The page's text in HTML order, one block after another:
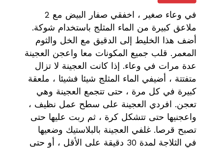
في وعاء صغير ، اخفقي صفار البيض مع 2
ملاعق كبيرة من الماء المثلج باستخدام شوكة.
أضف هذا الخليط إلى الدقيق مع الخل والثوم
المعمر. قلب جميع المكونات معا واعجن العجينة
عدة مرات في وعاء. إذا كانت العجينة لا تزال
متفتتة ، أضيفي الماء المثلج شيئا فشيئا ، ملعقة
كبيرة في كل مرة ، حتى تتجمع العجينة وهي
تعجن. افردي العجينة على سطح عمل نظيف ،
واعجنيها حتى تتشكل كرة ، ثم ربت عليها حتى
تصبح قرصا. غلفي العجينة بالبلاستيك وضعيها
في الثلاجة لمدة 30 دقيقة على الأقل ، أو حتى